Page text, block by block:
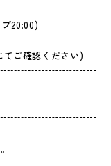
20:00)
ご確認ください)